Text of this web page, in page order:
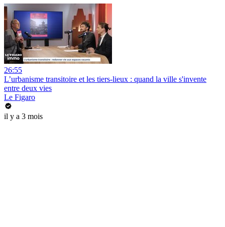
26:55
L’urbanisme transitoire et les tiers-lieux : quand la ville s'invente
entre deux vies
Le Figaro
il y a 3 mois